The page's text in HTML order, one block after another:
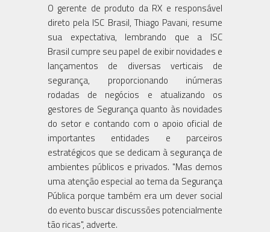
O gerente de produto da RX e responsável
direto pela ISC Brasil, Thiago Pavani, resume
sua expectativa, lembrando que a ISC
Brasil cumpre seu papel de exibir novidades e
lançamentos de diversas verticais de
segurança, proporcionando inúmeras
rodadas de negócios e atualizando os
gestores de Segurança quanto às novidades
do setor e contando com o apoio oficial de
importantes entidades e parceiros
estratégicos que se dedicam à segurança de
ambientes públicos e privados. "Mas demos
uma atenção especial ao tema da Segurança
Pública porque também era um dever social
do evento buscar discussões potencialmente
tão ricas", adverte.